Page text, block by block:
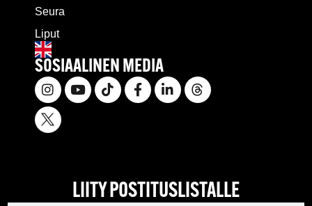
Seura
Liput
SOSIAALINEN MEDIA
LIITY POSTITUSLISTALLE